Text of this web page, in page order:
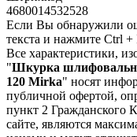
4680014532528
Если Вы обнаружили
текста и нажмите Ctrl +
Все характеристики,
"Шкурка
120 Mirka" носят
публичной офертой,
пункт 2 Гражданского
сайте, являются